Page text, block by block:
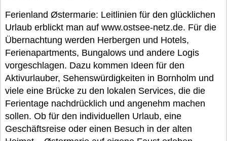
Ferienland Østermarie: Leitlinien für den glücklichen
Urlaub erblickt man auf www.ostsee-netz.de. Für die
Übernachtung werden Herbergen und Hotels,
Ferienapartments, Bungalows und andere Logis
vorgeschlagen. Dazu kommen Ideen für den
Aktivurlauber, Sehenswürdigkeiten in Bornholm und
viele eine Brücke zu den lokalen Services, die die
Ferientage nachdrücklich und angenehm machen
sollen. Ob für den individuellen Urlaub, eine
Geschäftsreise oder einen Besuch in der alten